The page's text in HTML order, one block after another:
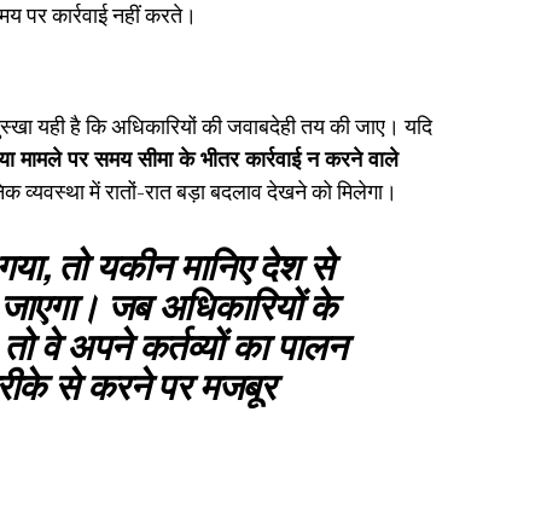
पर कार्रवाई नहीं करते।
यही है कि अधिकारियों की जवाबदेही तय की जाए। यदि
मामले पर समय सीमा के भीतर कार्रवाई न करने वाले
व्यवस्था में रातों-रात बड़ा बदलाव देखने को मिलेगा।
तो यकीन मानिए देश से
जब अधिकारियों के
वे अपने कर्तव्यों का पालन
से करने पर मजबूर